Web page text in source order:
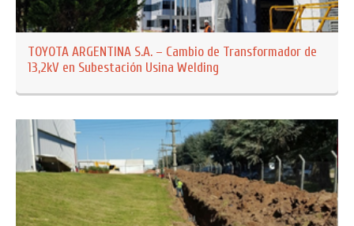
TOYOTA ARGENTINA S.A. – Cambio de Transformador de
13,2kV en Subestación Usina Welding